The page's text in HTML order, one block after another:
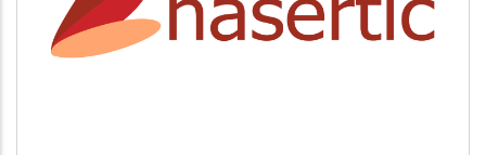
Servicios tecnológicos y modernización